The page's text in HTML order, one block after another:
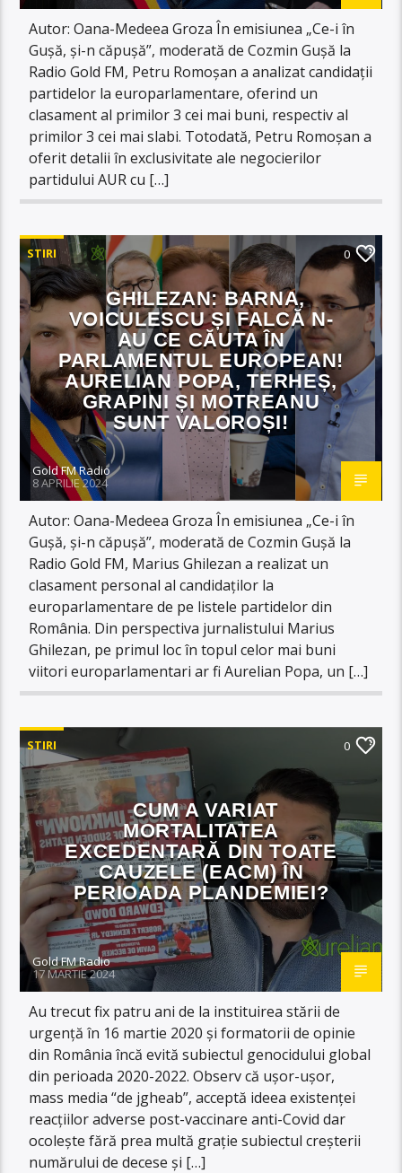
Autor: Oana-Medeea Groza În emisiunea „Ce-i în
Gușă, și-n căpușă”, moderată de Cozmin Gușă la
Radio Gold FM, Petru Romoșan a analizat candidații
partidelor la europarlamentare, oferind un
clasament al primilor 3 cei mai buni, respectiv al
primilor 3 cei mai slabi. Totodată, Petru Romoșan a
oferit detalii în exclusivitate ale negocierilor
partidului AUR cu […]
STIRI 0
GHILEZAN: BARNA,
VOICULESCU ȘI FALCĂ N-
AU CE CĂUTA ÎN
PARLAMENTUL EUROPEAN!
AURELIAN POPA, TERHEȘ,
GRAPINI ȘI MOTREANU
SUNT VALOROȘI!
Gold FM Radio
8 APRILIE 2024
Autor: Oana-Medeea Groza În emisiunea „Ce-i în
Gușă, și-n căpușă”, moderată de Cozmin Gușă la
Radio Gold FM, Marius Ghilezan a realizat un
clasament personal al candidaților la
europarlamentare de pe listele partidelor din
România. Din perspectiva jurnalistului Marius
Ghilezan, pe primul loc în topul celor mai buni
viitori europarlamentari ar fi Aurelian Popa, un […]
STIRI 0
CUM A VARIAT
MORTALITATEA
EXCEDENTARĂ DIN TOATE
CAUZELE (EACM) ÎN
PERIOADA PLANDEMIEI?
Gold FM Radio
17 MARTIE 2024
Au trecut fix patru ani de la instituirea stării de
urgență în 16 martie 2020 și formatorii de opinie
din România încă evită subiectul genocidului global
din perioada 2020-2022. Observ că ușor-ușor,
mass media “de jgheab”, acceptă ideea existenței
reacțiilor adverse post-vaccinare anti-Covid dar
ocolește fără prea multă grație subiectul creșterii
numărului de decese și […]